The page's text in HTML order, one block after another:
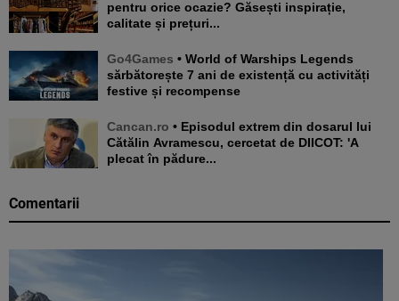
pentru orice ocazie? Găsești inspirație,
calitate și prețuri...
Go4Games • World of Warships Legends
sărbătorește 7 ani de existență cu activități
festive și recompense
Cancan.ro • Episodul extrem din dosarul lui
Cătălin Avramescu, cercetat de DIICOT: 'A
plecat în pădure...
Comentarii